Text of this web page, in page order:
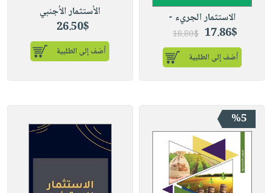
الاستثمار الجريء -
17.86$
18.80$
أضف إلى الطلبية
الأستثمار الأجنبي
26.50$
أضف إلى الطلبية
%5